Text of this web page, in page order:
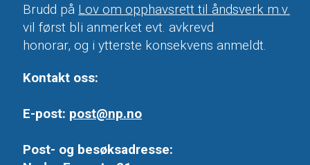
Brudd på Lov om opphavsrett til åndsverk m.v.
vil først bli anmerket evt. avkrevd
honorar, og i ytterste konsekvens anmeldt.
Kontakt oss:
E-post: post@np.no
Post- og besøksadresse: